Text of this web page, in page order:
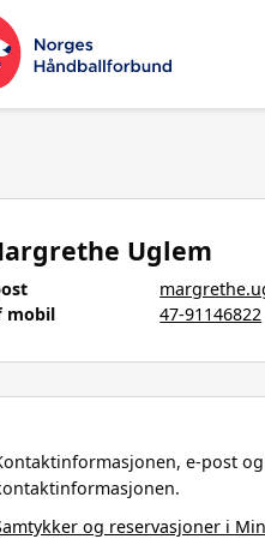
Uglem
mobil
47-91146822
e-post
og reservasjoner i